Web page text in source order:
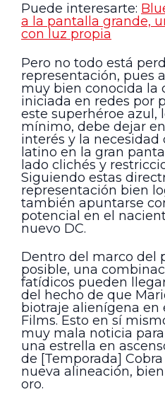
Puede interesarte:
a la pantalla grande,
con luz propia
Pero no todo está
representación, pues
muy bien conocida la
iniciada en redes por
este superhéroe azul,
mínimo, debe dejar
interés y la necesidad
latino en la gran
lado clichés y
Siguiendo estas
representación bien
también apuntarse
potencial en el
nuevo DC.
Dentro del marco del
posible, una
fatídicos pueden
del hecho de que
biotraje alienígena en
Films. Esto en sí
muy mala noticia
una estrella en
de [Temporada]
nueva alineación,
oro.